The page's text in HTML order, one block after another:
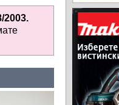
2003.